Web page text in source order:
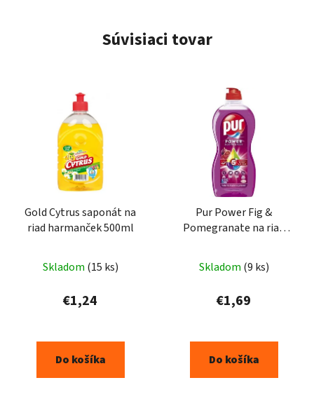
Súvisiaci tovar
Gold Cytrus saponát na
riad harmanček 500ml
Skladom (15 ks)
€1,24
Do košíka
Pur Power Fig &
Pomegranate na riad
Skladom (9 ks)
€1,69
Do košíka